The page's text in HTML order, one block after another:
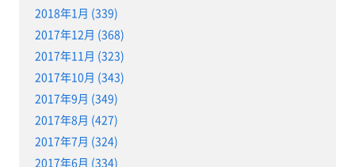
2018年1月 (339)
2017年12月 (368)
2017年11月 (323)
2017年10月 (343)
2017年9月 (349)
2017年8月 (427)
2017年7月 (324)
2017年6月 (334)